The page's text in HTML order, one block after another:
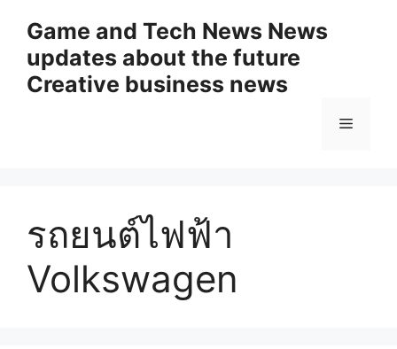
content
Game and Tech News News
updates about the future
Creative business news
Menu
รถยนต์ไฟฟ้า
Volkswagen